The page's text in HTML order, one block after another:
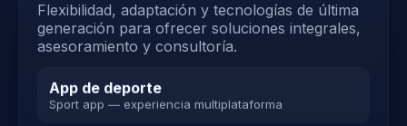
Flexibilidad, adaptación y tecnologías de última
generación para ofrecer soluciones integrales,
asesoramiento y consultoría.
App de deporte
Sport app — experiencia multiplataforma